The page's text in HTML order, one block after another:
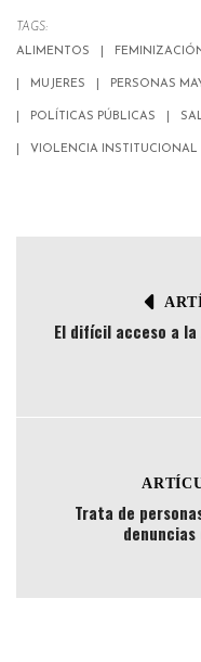
TAGS:
ALIMENTOS
MUJERES PERSONAS
POLÍTICAS PÚBLICAS
VIOLENCIA INSTITUCIONAL
El difícil acceso a
Trata de
denuncias